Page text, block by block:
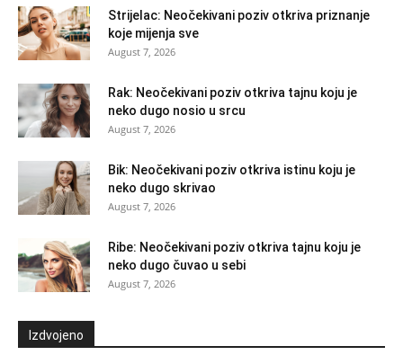
Strijelac: Neočekivani poziv otkriva priznanje
koje mijenja sve
August 7, 2026
Rak: Neočekivani poziv otkriva tajnu koju je
neko dugo nosio u srcu
August 7, 2026
Bik: Neočekivani poziv otkriva istinu koju je
neko dugo skrivao
August 7, 2026
Ribe: Neočekivani poziv otkriva tajnu koju je
neko dugo čuvao u sebi
August 7, 2026
Izdvojeno